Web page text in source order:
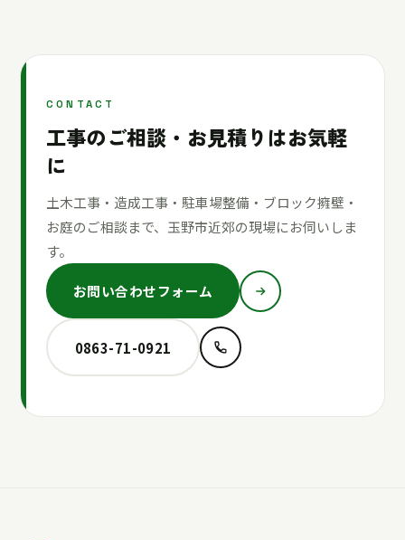
CONTACT
工事のご相談・お見積りはお気軽
に
土木工事・造成工事・駐車場整備・ブロック擁壁・
お庭のご相談まで、玉野市近郊の現場にお伺いしま
す。
お問い合わせフォーム
0863-71-0921